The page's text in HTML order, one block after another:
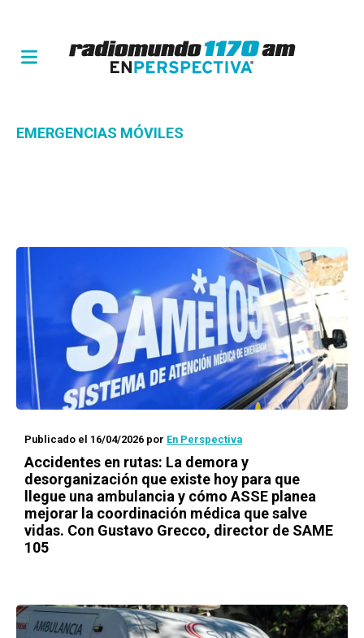
EMERGENCIAS MÓVILES
Publicado el 16/04/2026 por En Perspectiva
Accidentes en rutas: La demora y
desorganización que existe hoy para que
llegue una ambulancia y cómo ASSE planea
mejorar la coordinación médica que salve
vidas. Con Gustavo Grecco, director de SAME
105